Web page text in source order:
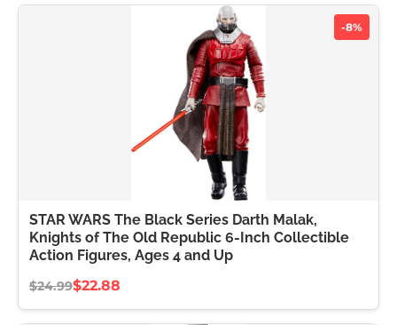
-8%
STAR WARS The Black Series Darth Malak,
Knights of The Old Republic 6-Inch Collectible
Action Figures, Ages 4 and Up
$24.99$22.88